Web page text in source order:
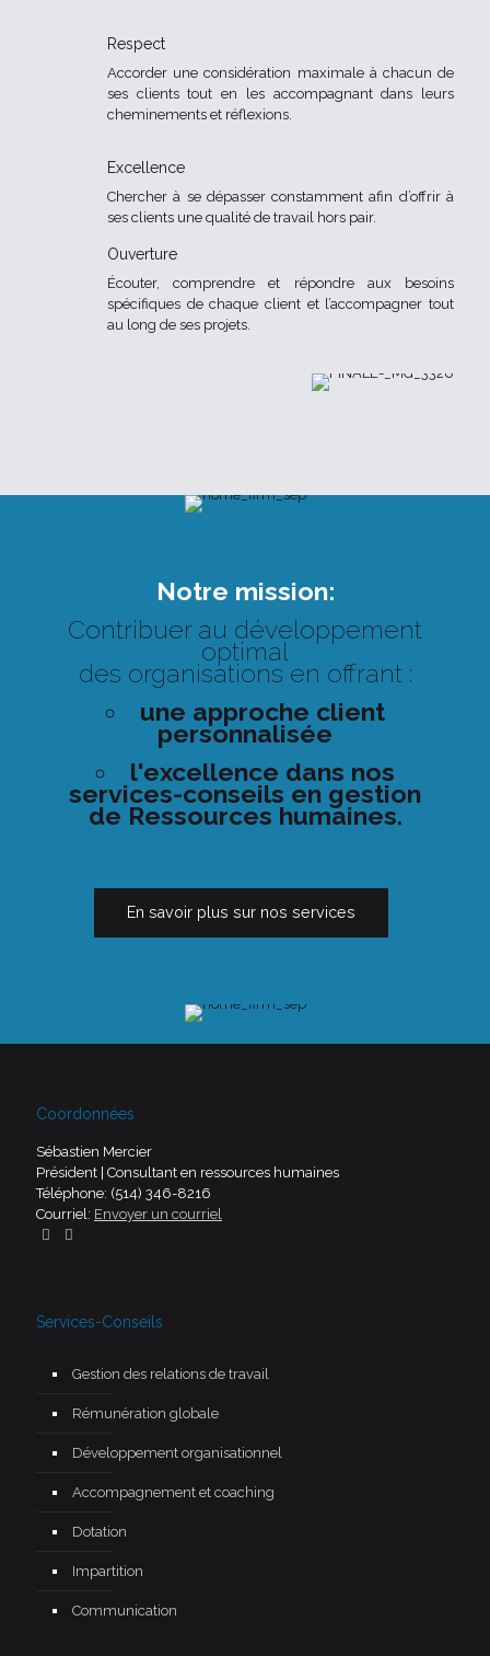
Respect
Accorder une considération maximale à chacun de
ses clients tout en les accompagnant dans leurs
cheminements et réflexions.
Excellence
Chercher à se dépasser constamment afin d’offrir à
ses clients une qualité de travail hors pair.
Ouverture
Écouter, comprendre et répondre aux besoins
spécifiques de chaque client et l’accompagner tout
au long de ses projets.
Notre mission:
Contribuer au développement
optimal
des organisations en offrant :
une approche client
personnalisée
l'excellence dans nos
services-conseils en gestion
de Ressources humaines.
En savoir plus sur nos services
Coordonnées
Sébastien Mercier
Président | Consultant en ressources humaines
Téléphone: (514) 346-8216
Courriel: Envoyer un courriel
Services-Conseils
Gestion des relations de travail
Rémunération globale
Développement organisationnel
Accompagnement et coaching
Dotation
Impartition
Communication